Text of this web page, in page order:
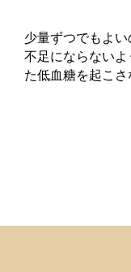
医療従事者
少量ずつでもよ
不足にならない
た低血糖を起こさ